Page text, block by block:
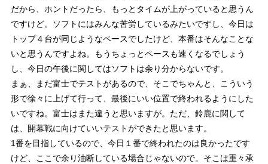
だから、ホントだったら、もっとタイムが上がっていると思うん
ですけど。ソフトにはみんな苦労しているみたいですし、今日は
トップ４台が同じようなペースでしたけど、本番はそんなことな
いと思うんですよね。もうちょっとペースも速くなるでしょう
し、今日の午後に関してはソフトは余り分からないです。
まぁ、まだ富士でテストがあるので、そこでちゃんと、こういう
形で徐々に上げて行って、最後にいい位置で終われるようにした
いですね。富士はまた違うと思いますが。ただ、鈴鹿に関して
は、開幕戦に向けていいテストができたと思います。
1番を目指しているので、今日１番で終われたのは良かったです
けど、ここで余り油断している場合じゃないので。そこは重々承